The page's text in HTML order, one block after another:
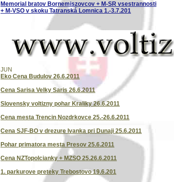
Memorial bratov Bornemiszovcov + M-SR vsestrannosti
+ M-VSO v skoku Tatranská Lomnica 1.-3.7.201
JUN
Eko Cena Budulov 26.6.2011
Cena Sarisa Velky Saris 26.6.2011
Slovensky voltizny pohar Kraliky 26.6.2011
Cena mesta Trencin Nozdrkovce 25.-26.6.2011
Cena SJF-BO v drezure Ivanka pri Dunaji 25.6.2011
Pohar primatora mesta Presov 25.6.2011
Cena NZTopolcianky + MZSO 25.26.6.2011
1. parkurove preteky Trebostovo 19.6.201